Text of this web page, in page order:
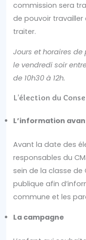
commission sera
de pouvoir
traiter.
Jours et horaires
le vendredi soir
de 10h30 à 12h.
L’élection du
L’information
Avant la date des
responsables du
sein de la classe de
publique afin
commune et les
La campagne